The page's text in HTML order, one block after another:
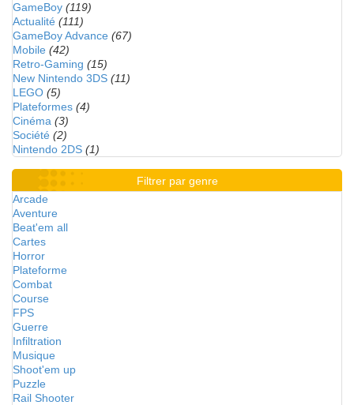
GameBoy (119)
Actualité (111)
GameBoy Advance (67)
Mobile (42)
Retro-Gaming (15)
New Nintendo 3DS (11)
LEGO (5)
Plateformes (4)
Cinéma (3)
Société (2)
Nintendo 2DS (1)
Filtrer par genre
Arcade
Aventure
Beat'em all
Cartes
Horror
Plateforme
Combat
Course
FPS
Guerre
Infiltration
Musique
Shoot'em up
Puzzle
Rail Shooter